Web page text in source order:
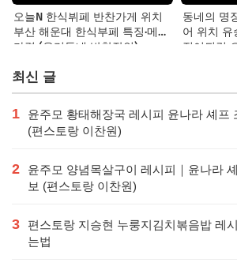
오늘N 한식뷔페 반찬가게 위치
부산 해운대 한식부페 특징·메뉴·
가격 (우리동네 반찬장인)
동네의 명
어 위치 유
징어튀김
최신 글
1
윤주모 황태해장국 레시피 윤나라 셰프
(편스토랑 이찬원)
2
윤주모 양념목살구이 레시피｜윤나라
보 (편스토랑 이찬원)
3
편스토랑 지승현 누룽지김치볶음밥 레
는법